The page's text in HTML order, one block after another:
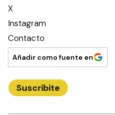
X
Instagram
Contacto
Añadir como fuente en
Suscribite